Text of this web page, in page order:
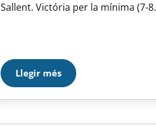
Sallent. Victória per la mínima (7-8)
buscaven el llançament exterior de
la mateixa jugadora rival, tot i fer
moltes ajudes per evitar…
Llegir més